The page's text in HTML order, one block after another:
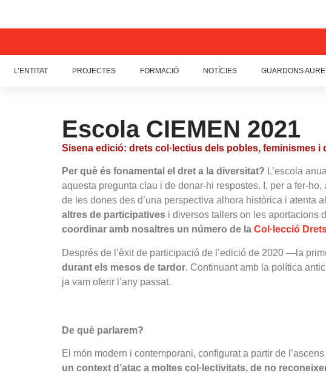
L’ENTITAT PROJECTES FORMACIÓ NOTÍCIES GUARDONS
Escola CIEMEN 2021
Sisena edició: drets col·lectius dels pobles, feminismes
Per què és fonamental el dret a la diversitat? L’escola
aquesta pregunta clau i de donar-hi respostes. I, per a fer-
de les dones des d’una perspectiva alhora històrica i atenta
altres de participatives i diversos tallers on les aportacions
coordinar amb nosaltres un número de la Col·lecció
Després de l’èxit de participació de l’edició de 2020 —la
durant els mesos de tardor. Continuant amb la política
ja vam oferir l’any passat.
De què parlarem?
El món modern i contemporani, configurat a partir de
un context d’atac a moltes col·lectivitats, de no